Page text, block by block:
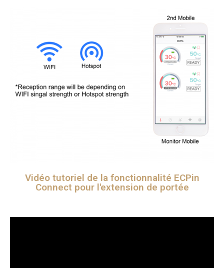
Vidéo tutoriel de la fonctionnalité ECPin
Connect pour l'extension de portée